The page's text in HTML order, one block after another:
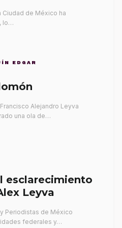
Ciudad de México ha
lo…
EDGAR
Alejandro Leyva
una ola de…
esclarecimiento
Leyva
Periodistas de México
federales y…